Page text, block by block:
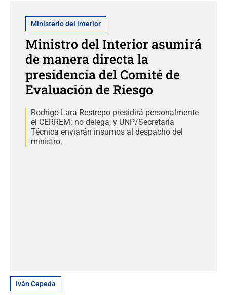
Ministerio del interior
Ministro del Interior asumirá
de manera directa la
presidencia del Comité de
Evaluación de Riesgo
Rodrigo Lara Restrepo presidirá personalmente
el CERREM: no delega, y UNP/Secretaría
Técnica enviarán insumos al despacho del
ministro.
Iván Cepeda